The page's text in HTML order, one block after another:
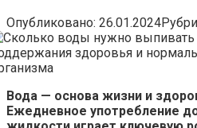
Опубликовано: 26.01.2024
Вода — основа жизни и
Ежедневное употребление